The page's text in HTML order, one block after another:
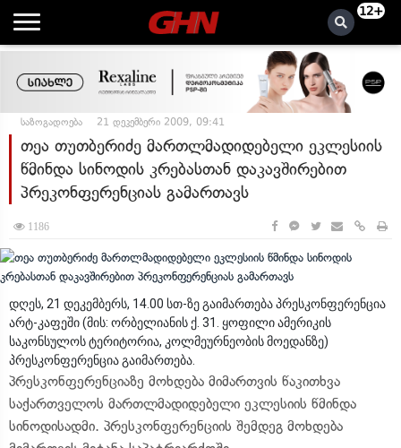
12+
საზოგადოება 21 დეკემბერი 2009, 09:41
თეა თუთბერიძე მართლმადიდებელი ეკლესიის
წმინდა სინოდის კრებასთან დაკავშირებით
პრეკონფერენციას გამართავს
1186
დღეს, 21 დეკემბერს, 14.00 სთ-ზე გაიმართება პრესკონფერენცია
არტ-კაფეში (მის: ორბელიანის ქ. 31. ყოფილი ამერიკის
საკონსულოს ტერიტორია, კოლმეურნეობის მოედანზე)
პრესკონფერენცია გაიმართება.
პრესკონფერენციაზე მოხდება მიმართვის წაკითხვა
საქართველოს მართლმადიდებელი ეკლესიის წმინდა
სინოდისადმი. პრესკონფერენციის შემდეგ მოხდება